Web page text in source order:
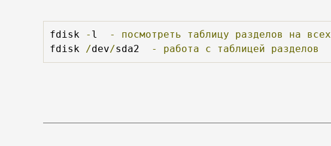
fdisk - l - посмотреть таблицу разделов на всех
fdisk
/dev/sda2 - работа с таблицей разделов